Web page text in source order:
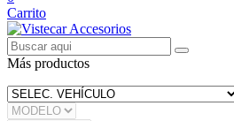
Carrito
Más productos